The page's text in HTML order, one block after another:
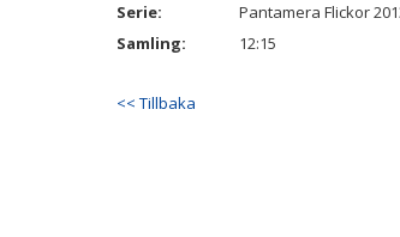
Serie:
Pantamera Flickor
Samling:
12:15
<< Tillbaka